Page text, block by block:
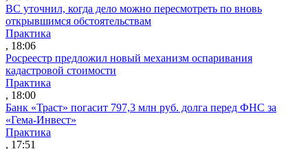
ВС уточнил, когда дело можно пересмотреть по вновь
открывшимся обстоятельствам
Практика
, 18:06
Росреестр предложил новый механизм оспаривания
кадастровой стоимости
Практика
, 18:00
Банк «Траст» погасит 797,3 млн руб. долга перед ФНС за
«Гема-Инвест»
Практика
, 17:51